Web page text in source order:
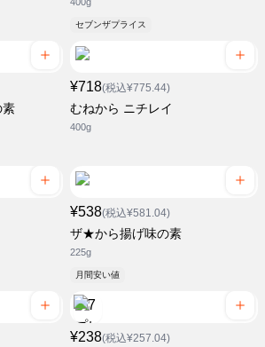
セブンザプライス
素
¥718(税込¥775.44)
むねから ニチレイ
400g
¥538(税込¥581.04)
ザ★から揚げ味の素
225g
月間安い値
¥238(税込¥257.04)